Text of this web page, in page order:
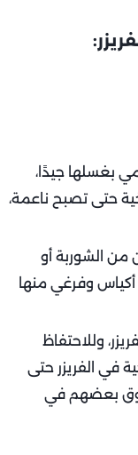
بغسلها جيدًا،
حتى تصبح ناعمة،
من الشوربة أو
أكياس وفرغي منها
وللاحتفاظ
في الفريزر حتى
بعضهم في